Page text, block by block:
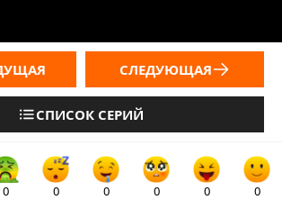
СПИСОК СЕРИЙ
СЛЕДУЮЩАЯ
0 0 0 0 0 0